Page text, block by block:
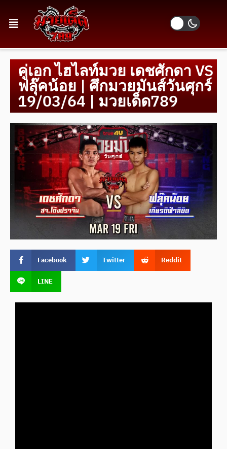
คู่เอก ไฮไลท์มวย เดชศักดา VS
ฟลุ๊คน้อย | ศึกมวยมันส์วันศุกร์
19/03/64 | มวยเด็ด789
Facebook Twitter
Reddit
LINE